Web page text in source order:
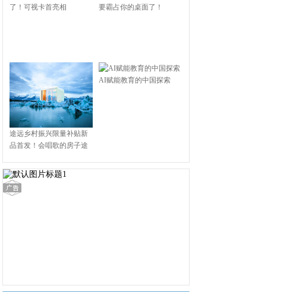
了！可视卡首亮相
要霸占你的桌面了！
途远乡村振兴限量补贴新
品首发！会唱歌的房子途
AI赋能教育的中国探索